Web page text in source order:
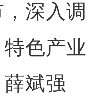
深入调
色产业
斌强